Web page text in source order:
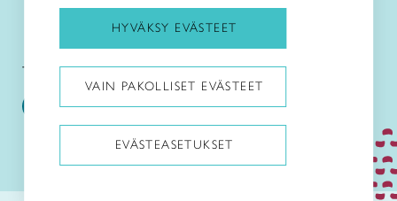
Taitoliitto: Taito-lehti:
HYVÄKSY EVÄSTEET
VAIN PAKOLLISET EVÄSTEET
EVÄSTEASETUKSET